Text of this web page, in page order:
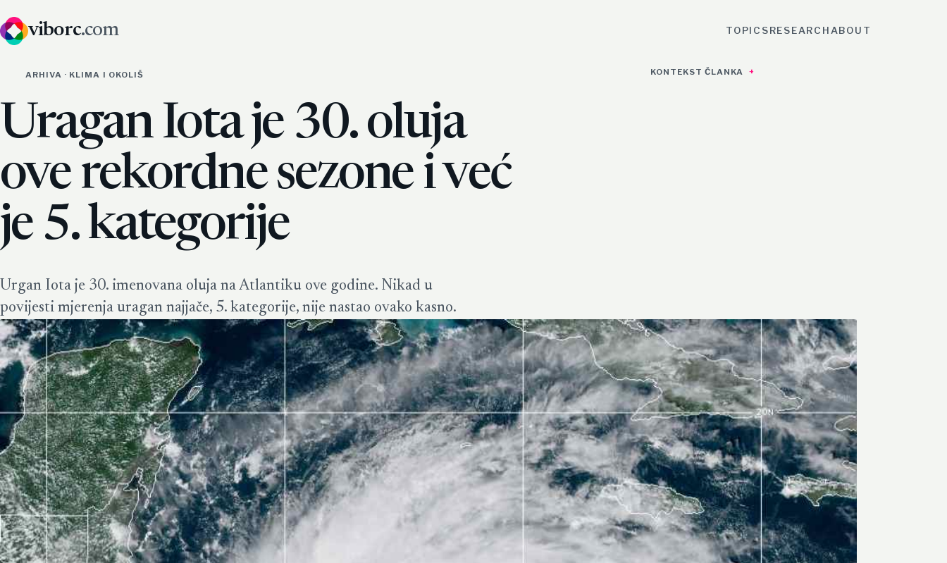
viborc.com TOPICSRESEARCH ABOUT
ARHIVA · KLIMA I OKOLIŠ
Uragan Iota je 30. oluja
ove rekordne sezone i već
je 5. kategorije
Urgan Iota je 30. imenovana oluja na Atlantiku ove godine. Nikad u
povijesti mjerenja uragan najjače, 5. kategorije, nije nastao ovako kasno.
KONTEKST ČLANKA